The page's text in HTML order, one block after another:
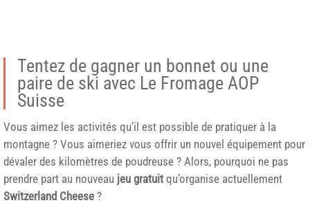
Tentez de gagner un bonnet ou une
paire de ski avec Le Fromage AOP
Suisse
Vous aimez les activités qu’il est possible de pratiquer à la
montagne ? Vous aimeriez vous offrir un nouvel équipement pour
dévaler des kilomètres de poudreuse ? Alors, pourquoi ne pas
prendre part au nouveau jeu gratuit qu’organise actuellement
Switzerland Cheese ?